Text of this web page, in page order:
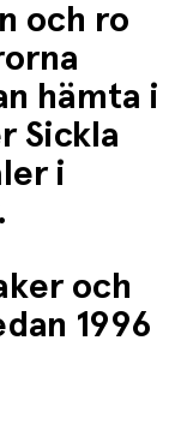
och ro
hämta i
Sickla
i
och
1996